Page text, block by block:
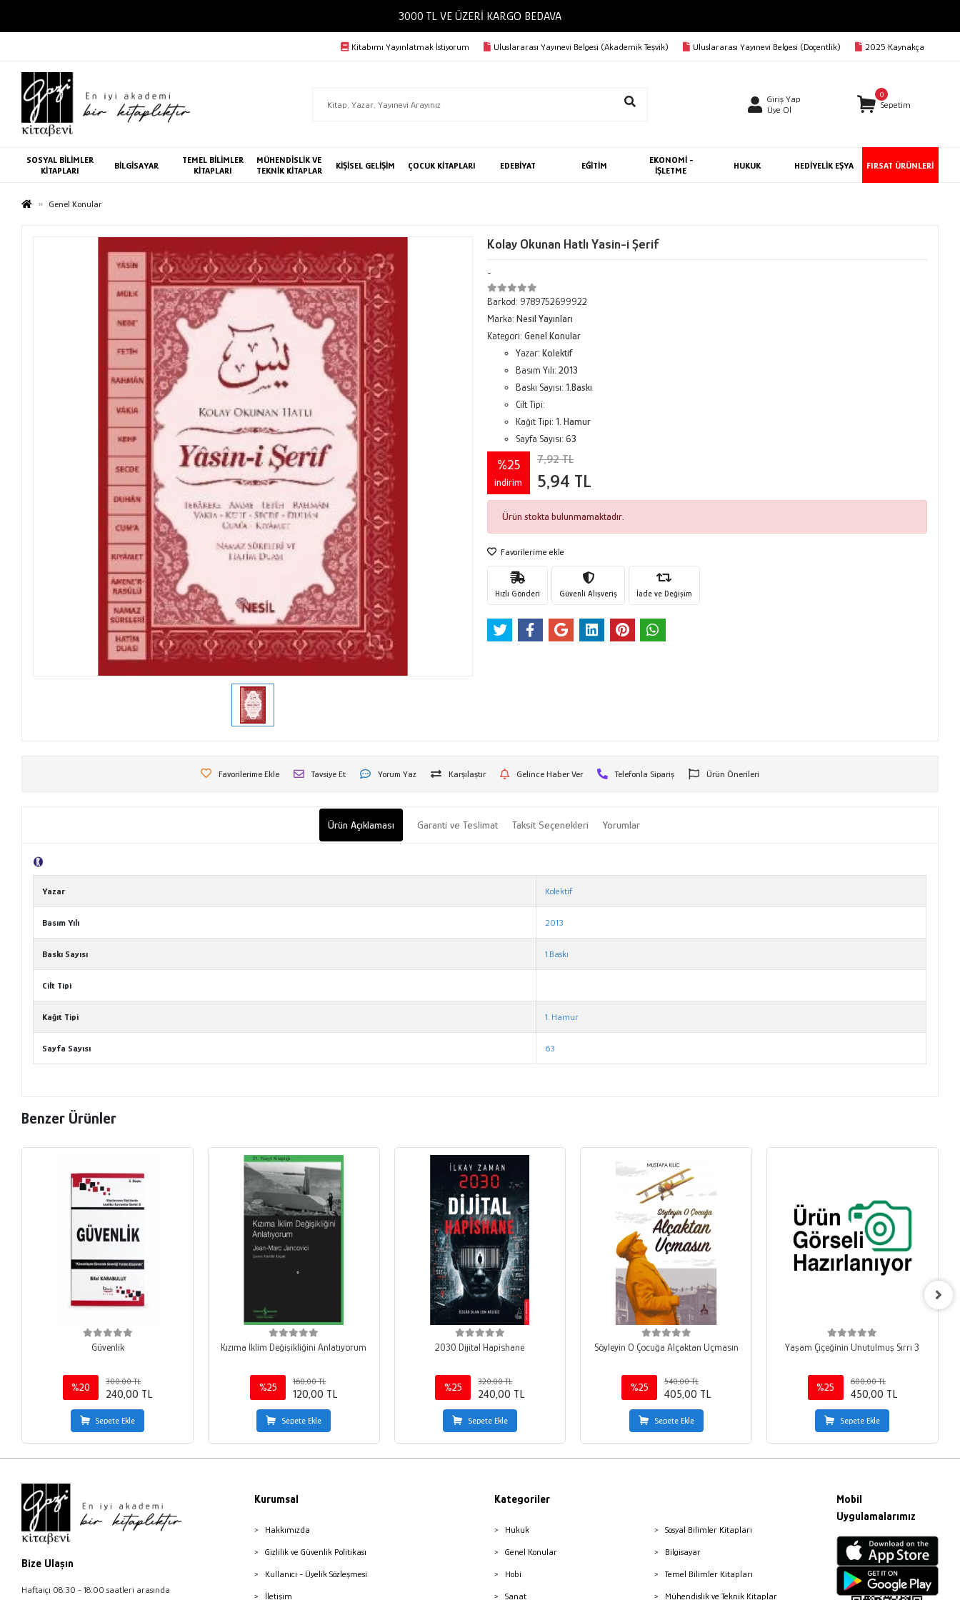
3000 TL VE ÜZERİ KARGO BEDAVA
Kitabımı Yayınlatmak İstiyorum Uluslararası Yayınevi Belgesi (Akademik Teşvik) Uluslararası Yayınevi Belgesi (Doçentlik) 2025 Kaynakça
Giriş Yap
Üye Ol
0
Sepetim
SOSYAL BİLİMLER
KİTAPLARI
BİLGİSAYAR
TEMEL BİLİMLER
KİTAPLARI
MÜHENDİSLİK VE
TEKNİK KİTAPLAR
KİŞİSEL GELİŞİM ÇOCUK KİTAPLARI EDEBİYAT EĞİTİM
EKONOMİ -
İŞLETME
HUKUK HEDİYELİK EŞYA FIRSAT ÜRÜNLERİ
Genel Konular
Kolay Okunan Hatlı Yasin-i Şerif
-
Barkod: 9789752699922
Marka: Nesil Yayınları
Kategori: Genel Konular
Yazar: Kolektif
Basım Yılı: 2013
Baskı Sayısı: 1.Baskı
Cilt Tipi:
Kağıt Tipi: 1. Hamur
Sayfa Sayısı: 63
%25
indirim
7,92 TL
5,94 TL
Ürün stokta bulunmamaktadır.
Favorilerime ekle
Hızlı Gönderi Güvenli Alışveriş İade ve Değişim
Favorilerime Ekle Tavsiye Et Yorum Yaz Karşılaştır Gelince Haber Ver Telefonla Sipariş Ürün Önerileri
Ürün Açıklaması Garanti ve Teslimat Taksit Seçenekleri Yorumlar
Yazar Kolektif
Basım Yılı 2013
Baskı Sayısı 1.Baskı
Cilt Tipi
Kağıt Tipi 1. Hamur
Sayfa Sayısı 63
Benzer Ürünler
Güvenlik
%20
300,00 TL
240,00 TL
Sepete Ekle
Kızıma İklim Değişikliğini Anlatıyorum
%25
160,00 TL
120,00 TL
Sepete Ekle
2030 Dijital Hapishane
%25
320,00 TL
240,00 TL
Sepete Ekle
Söyleyin O Çocuğa Alçaktan Uçmasın
%25
540,00 TL
405,00 TL
Sepete Ekle
Yaşam Çiçeğinin Unutulmuş Sırrı 3
%25
600,00 TL
450,00 TL
Sepete Ekle
Bize Ulaşın
Haftaiçi 08:30 - 18:00 saatleri arasında
Kurumsal
Hakkımızda
Gizlilik ve Güvenlik Politikası
Kullanıcı - Üyelik Sözleşmesi
İletişim
Kategoriler
Hukuk
Genel Konular
Hobi
Sanat
Sosyal Bilimler Kitapları
Bilgisayar
Temel Bilimler Kitapları
Mühendislik ve Teknik Kitaplar
Mobil
Uygulamalarımız